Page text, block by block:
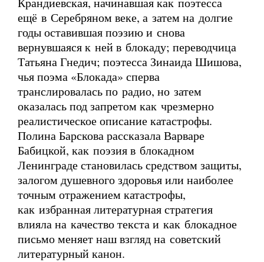
ещё в Серебряном веке, а затем на долгие
годы оставившая поэзию и снова
вернувшаяся к ней в блокаду; переводчица
Татьяна Гнедич; поэтесса Зинаида Шишова,
чья поэма «Блокада» сперва
транслировалась по радио, но затем
оказалась под запретом как чрезмерно
реалистическое описание катастрофы.
Полина Барскова рассказала Варваре
Бабицкой, как поэзия в блокадном
Ленинграде становилась средством защиты,
залогом душевного здоровья или наиболее
точным отражением катастрофы,
как избранная литературная стратегия
влияла на качество текста и как блокадное
письмо меняет наш взгляд на советский
литературный канон.